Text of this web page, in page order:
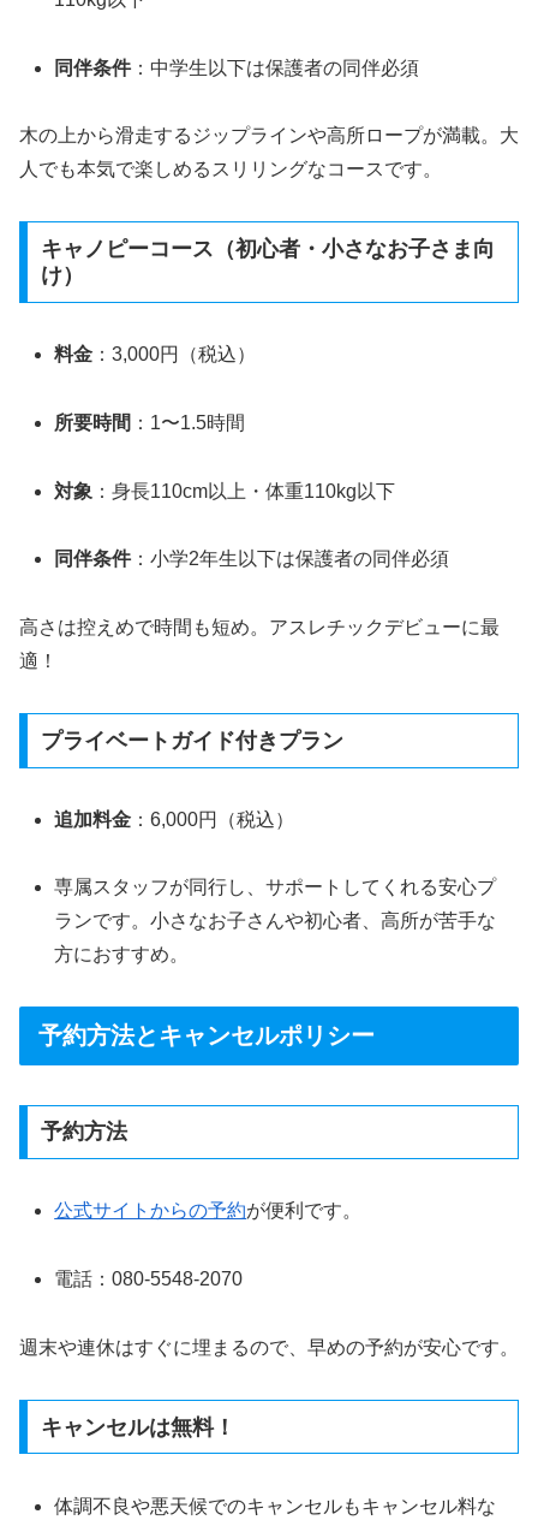
同伴条件：中学生以下は保護者の同伴必須
木の上から滑走するジップラインや高所ロープが満載。大
人でも本気で楽しめるスリリングなコースです。
キャノピーコース（初心者・小さなお子さま向
け）
料金 ：3,000円（税込）
所要時間 ：1〜1.5時間
対象 ：身長110cm以上・体重110kg以下
同伴条件：小学2年生以下は保護者の同伴必須
高さは控えめで時間も短め。アスレチックデビューに最
適！
プライベートガイド付きプラン
追加料金 ：6,000円（税込）
専属スタッフが同行し、サポートしてくれる安心プ
ランです。小さなお子さんや初心者、高所が苦手な
方におすすめ。
予約方法とキャンセルポリシー
予約方法
公式サイトからの予約が便利です。
電話：080-5548-2070
週末や連休はすぐに埋まるので、早めの予約が安心です。
キャンセルは無料！
体調不良や悪天候でのキャンセルもキャンセル料な